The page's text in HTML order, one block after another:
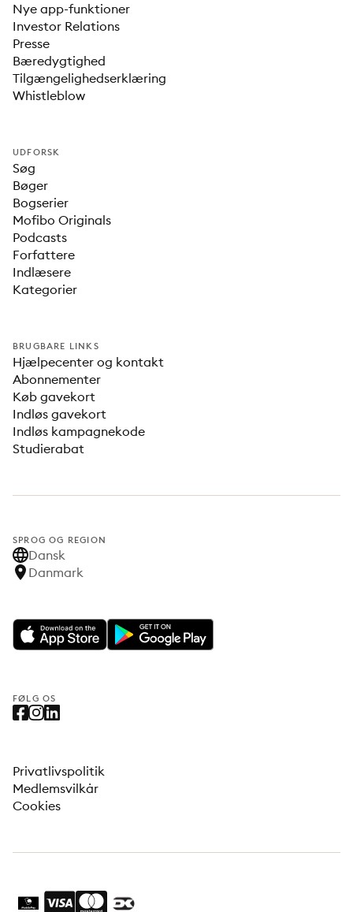
Nye app-funktioner
Investor Relations
Presse
Bæredygtighed
Tilgængelighedserklæring
Whistleblow
UDFORSK
Søg
Bøger
Bogserier
Mofibo Originals
Podcasts
Forfattere
Indlæsere
Kategorier
BRUGBARE LINKS
Hjælpecenter og kontakt
Abonnementer
Køb gavekort
Indløs gavekort
Indløs kampagnekode
Studierabat
SPROG OG REGION
Dansk
Danmark
FØLG OS
Privatlivspolitik
Medlemsvilkår
Cookies